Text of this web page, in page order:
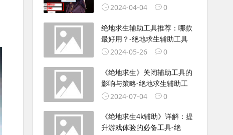
2024-04-04
0
绝地求生辅助工具推荐：哪款
最好用？-绝地求生辅助工具
2024-05-26
0
《绝地求生》关闭辅助工具的
影响与策略-绝地求生辅助工
2024-07-04
0
《绝地求生4k辅助》详解：提
升游戏体验的必备工具-绝